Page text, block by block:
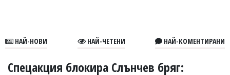
В
НАЙ-НОВИ НАЙ-ЧЕТЕНИ НАЙ-КОМЕНТИРАНИ
Спецакция блокира Слънчев бряг: